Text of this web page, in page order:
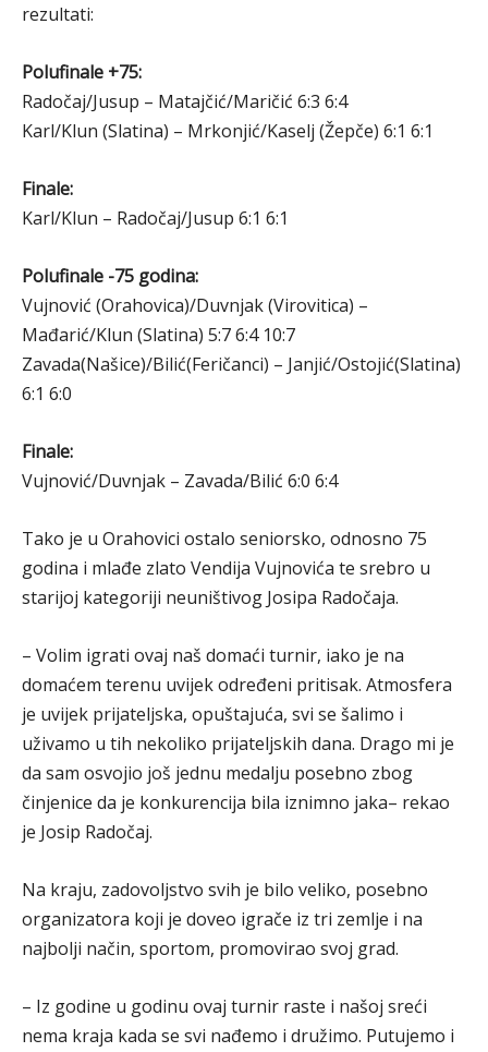
rezultati:
Polufinale +75:
Radočaj/Jusup – Matajčić/Maričić 6:3 6:4
Karl/Klun (Slatina) – Mrkonjić/Kaselj (Žepče) 6:1 6:1
Finale:
Karl/Klun – Radočaj/Jusup 6:1 6:1
Polufinale -75 godina:
Vujnović (Orahovica)/Duvnjak (Virovitica) –
Mađarić/Klun (Slatina) 5:7 6:4 10:7
Zavada(Našice)/Bilić(Feričanci) – Janjić/Ostojić(Slatina)
6:1 6:0
Finale:
Vujnović/Duvnjak – Zavada/Bilić 6:0 6:4
Tako je u Orahovici ostalo seniorsko, odnosno 75
godina i mlađe zlato Vendija Vujnovića te srebro u
starijoj kategoriji neuništivog Josipa Radočaja.
– Volim igrati ovaj naš domaći turnir, iako je na
domaćem terenu uvijek određeni pritisak. Atmosfera
je uvijek prijateljska, opuštajuća, svi se šalimo i
uživamo u tih nekoliko prijateljskih dana. Drago mi je
da sam osvojio još jednu medalju posebno zbog
činjenice da je konkurencija bila iznimno jaka– rekao
je Josip Radočaj.
Na kraju, zadovoljstvo svih je bilo veliko, posebno
organizatora koji je doveo igrače iz tri zemlje i na
najbolji način, sportom, promovirao svoj grad.
– Iz godine u godinu ovaj turnir raste i našoj sreći
nema kraja kada se svi nađemo i družimo. Putujemo i